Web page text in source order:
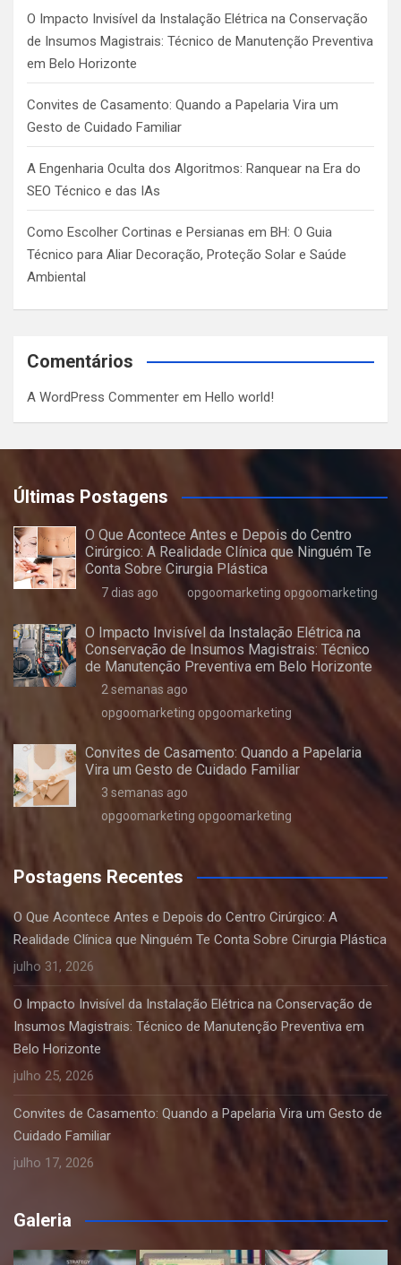
O Impacto Invisível da Instalação Elétrica na Conservação
de Insumos Magistrais: Técnico de Manutenção Preventiva
em Belo Horizonte
Convites de Casamento: Quando a Papelaria Vira um
Gesto de Cuidado Familiar
A Engenharia Oculta dos Algoritmos: Ranquear na Era do
SEO Técnico e das IAs
Como Escolher Cortinas e Persianas em BH: O Guia
Técnico para Aliar Decoração, Proteção Solar e Saúde
Ambiental
Comentários
A WordPress Commenter em Hello world!
Últimas Postagens
O Que Acontece Antes e Depois do Centro
Cirúrgico: A Realidade Clínica que Ninguém Te
Conta Sobre Cirurgia Plástica
7 dias ago opgoomarketing opgoomarketing
O Impacto Invisível da Instalação Elétrica na
Conservação de Insumos Magistrais: Técnico
de Manutenção Preventiva em Belo Horizonte
2 semanas ago
opgoomarketing opgoomarketing
Convites de Casamento: Quando a Papelaria
Vira um Gesto de Cuidado Familiar
3 semanas ago
opgoomarketing opgoomarketing
Postagens Recentes
O Que Acontece Antes e Depois do Centro Cirúrgico: A
Realidade Clínica que Ninguém Te Conta Sobre Cirurgia Plástica
julho 31, 2026
O Impacto Invisível da Instalação Elétrica na Conservação de
Insumos Magistrais: Técnico de Manutenção Preventiva em
Belo Horizonte
julho 25, 2026
Convites de Casamento: Quando a Papelaria Vira um Gesto de
Cuidado Familiar
julho 17, 2026
Galeria